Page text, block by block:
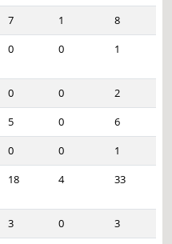
7 1
8
0 0 1
0 0
2
5 0
6
0 0
1
18 4 33
3 0
3